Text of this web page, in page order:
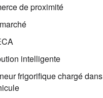
de proximité
intelligente
frigorifique chargé dans